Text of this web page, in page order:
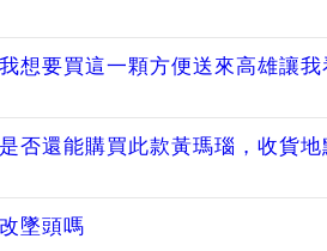
想要買這一顆方便送來高雄讓
否還能購買此款黃瑪瑙，收貨
墜頭嗎